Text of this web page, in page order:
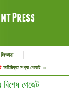
জিজ্ঞাসা |
অতিরিক্ত সংখ্যা গেজেট »
গেজেট